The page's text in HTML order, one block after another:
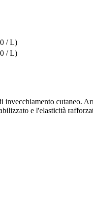
/ L)
/ L)
cutaneo.
e l'elasticità